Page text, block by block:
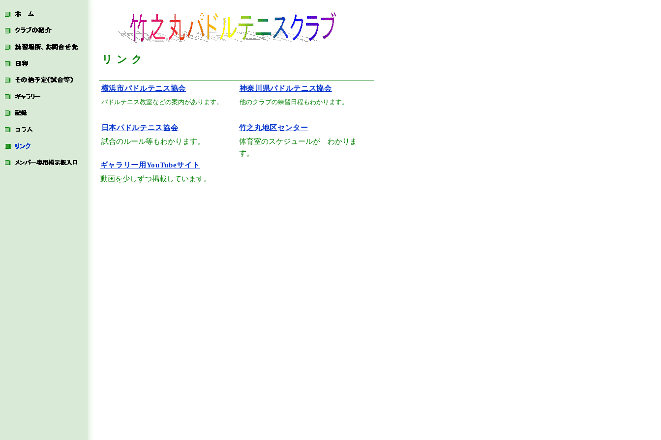
日本パドルテニス協会
試合のルール等もわかります。
リンク
竹之丸地区センター
体育室のスケジュールが わかりま
す。
ギャラリー用YouTubeサイト
動画を少しずつ掲載しています。
横浜市パドルテニス協会
パドルテニス教室などの案内があります。
神奈川県パドルテニス協会
他のクラブの練習日程もわかります。